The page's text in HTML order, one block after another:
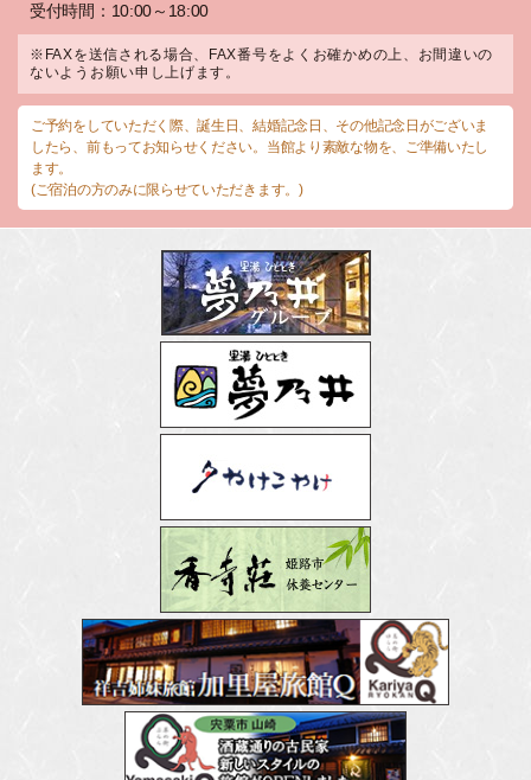
受付時間：10:00～18:00
※FAXを送信される場合、FAX番号をよくお確かめの上、お間違いの
ないようお願い申し上げます。
ご予約をしていただく際、誕生日、結婚記念日、その他記念日がございま
したら、前もってお知らせください。当館より素敵な物を、ご準備いたし
ます。
(ご宿泊の方のみに限らせていただきます。)